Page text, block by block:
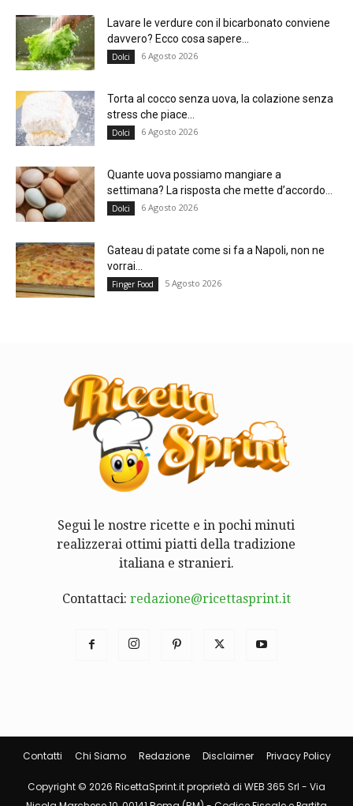
Lavare le verdure con il bicarbonato conviene
davvero? Ecco cosa sapere...
Dolci 6 Agosto 2026
Torta al cocco senza uova, la colazione senza
stress che piace...
Dolci 6 Agosto 2026
Quante uova possiamo mangiare a
settimana? La risposta che mette d’accordo...
Dolci 6 Agosto 2026
Gateau di patate come si fa a Napoli, non ne
vorrai...
Finger Food 5 Agosto 2026
Segui le nostre ricette e in pochi minuti
realizzerai ottimi piatti della tradizione
italiana e stranieri.
Contattaci: redazione@ricettasprint.it
Contatti Chi Siamo Redazione Disclaimer Privacy Policy
Copyright © 2026 RicettaSprint.it proprietà di WEB 365 Srl - Via